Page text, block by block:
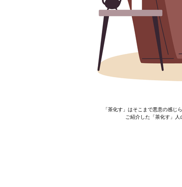
「茶化す」はそこまで悪意の感じ
ご紹介した「茶化す」